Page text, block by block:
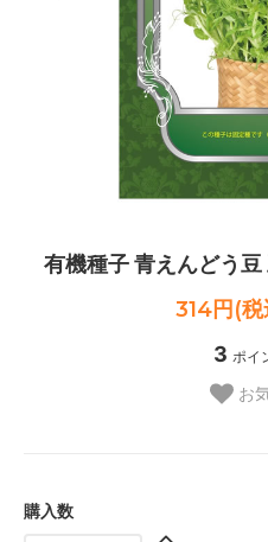
有機種子 青えんどう
314円(
3 ポイ
お
購入数